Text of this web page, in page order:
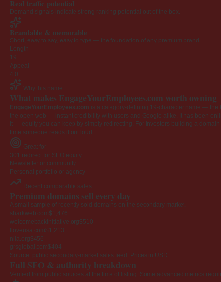
Real traffic potential
Demand signals indicate strong ranking potential out of the box.
Brandable & memorable
Short, easy to say, easy to type — the foundation of any premium brand.
Length
19
Appeal
4.0
Why this name
What makes EngageYourEmployees.com worth owning
EngageYourEmployees.com is a category-defining 19-character name — the
the open web — instant credibility with users and Google alike. It has been
it — equity you can keep by simply redirecting. For investors building a
time someone reads it out loud.
Great for
301 redirect for SEO equity
Newsletter or community
Personal portfolio or agency
Recent comparable sales
Premium domains sell every day
A small sample of recently sold domains on the secondary market.
sharkweb.com$1,476
welcomebackinitiative.org$510
lloveusa.com$1,213
nila.org$456
grsglobal.com$404
Source: public secondary-market sales feed. Prices in USD.
Full SEO & authority breakdown
Verified from public sources at the time of listing. Some advanced metrics